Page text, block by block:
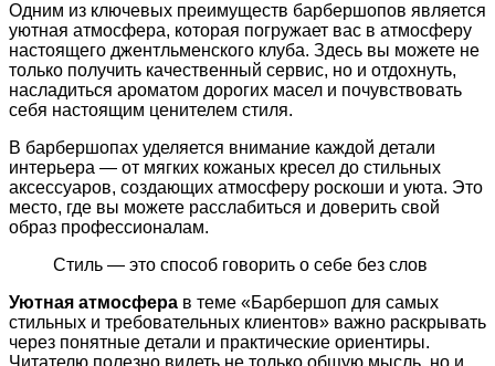
Одним из ключевых преимуществ барбершопов является
уютная атмосфера, которая погружает вас в атмосферу
настоящего джентльменского клуба. Здесь вы можете не
только получить качественный сервис, но и отдохнуть,
насладиться ароматом дорогих масел и почувствовать
себя настоящим ценителем стиля.
В барбершопах уделяется внимание каждой детали
интерьера — от мягких кожаных кресел до стильных
аксессуаров, создающих атмосферу роскоши и уюта. Это
место, где вы можете расслабиться и доверить свой
образ профессионалам.
Стиль — это способ говорить о себе без слов
Уютная атмосфера в теме «Барбершоп для самых
стильных и требовательных клиентов» важно раскрывать
через понятные детали и практические ориентиры.